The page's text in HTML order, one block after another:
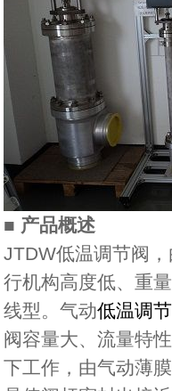
■ 产品概述
JTDW低温调节阀
行机构高度低、重
线型。气动低温调
阀容量大、流量特
下工作，由气动薄